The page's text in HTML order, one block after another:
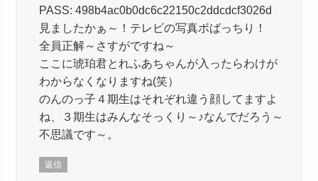
PASS: 498b4ac0b0dc6c22150c2ddcdcf3026d
見ましたかぁ～！テレビの写真ボばっちり！
全員正解～さすがですね～
ここに琥珀君とれふあちゃんが入ったらわけが
わからなくなりますね(笑）
のんのっ子４期生はそれぞれ違う顔してますよ
ね、３期生はみんなそっくり～♪なんでだろう～
不思議です～。
返信